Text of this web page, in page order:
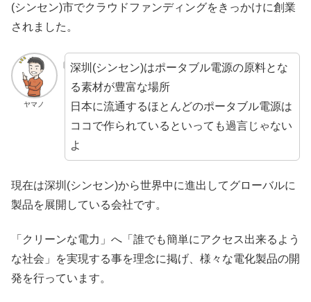
(シンセン)市でクラウドファンディングをきっかけに創業
されました。
ヤマノ
深圳(シンセン)はポータブル電源の原料とな
る素材が豊富な場所
日本に流通するほとんどのポータブル電源は
ココで作られているといっても過言じゃない
よ
現在は深圳(シンセン)から世界中に進出してグローバルに
製品を展開している会社です。
「クリーンな電力」へ「誰でも簡単にアクセス出来るよう
な社会」を実現する事を理念に掲げ、様々な電化製品の開
発を行っています。